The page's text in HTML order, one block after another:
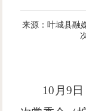
来源：叶城县融
10月9